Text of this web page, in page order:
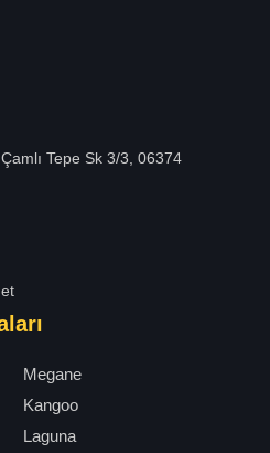
Tepe Sk 3/3, 06374
Megane
Kangoo
Laguna